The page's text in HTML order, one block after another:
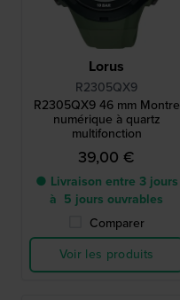
Lorus
R2305QX9
R2305QX9 46 mm Montre
numérique à quartz
multifonction
39,00 €
● Livraison entre 3 jours
à 5 jours ouvrables
Comparer
Voir les produits